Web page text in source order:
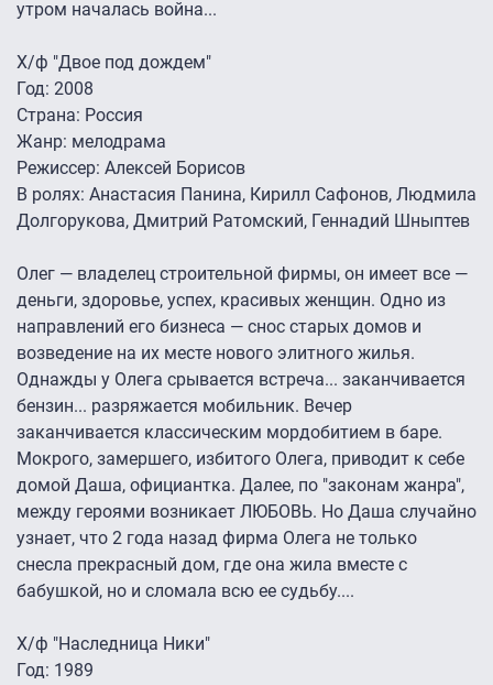
утром началась война...
Х/ф "Двое под дождем"
Год: 2008
Страна: Россия
Жанр: мелодрама
Режиссер: Алексей Борисов
В ролях: Анастасия Панина, Кирилл Сафонов, Людмила
Долгорукова, Дмитрий Ратомский, Геннадий Шныптев
Олег — владелец строительной фирмы, он имеет все —
деньги, здоровье, успех, красивых женщин. Одно из
направлений его бизнеса — снос старых домов и
возведение на их месте нового элитного жилья.
Однажды у Олега срывается встреча... заканчивается
бензин... разряжается мобильник. Вечер
заканчивается классическим мордобитием в баре.
Мокрого, замершего, избитого Олега, приводит к себе
домой Даша, официантка. Далее, по "законам жанра",
между героями возникает ЛЮБОВЬ. Но Даша случайно
узнает, что 2 года назад фирма Олега не только
снесла прекрасный дом, где она жила вместе с
бабушкой, но и сломала всю ее судьбу....
Х/ф "Наследница Ники"
Год: 1989